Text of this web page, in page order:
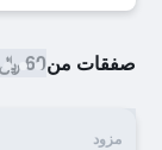
صفقات من60 ﷼
مزود